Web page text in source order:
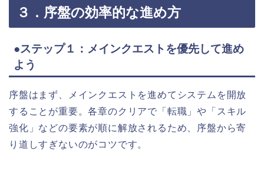
３．序盤の効率的な進め方
●ステップ１：メインクエストを優先して進め
よう
序盤はまず、メインクエストを進めてシステムを開放
することが重要。各章のクリアで「転職」や「スキル
強化」などの要素が順に解放されるため、序盤から寄
り道しすぎないのがコツです。